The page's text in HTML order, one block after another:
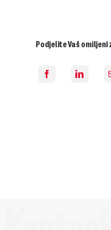
Podjelite Vaš